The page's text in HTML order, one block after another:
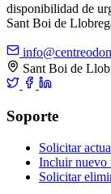
disponibilidad de
Sant Boi de
Sant Boi de
Soporte
Solicitar
Incluir nuevo
Solicitar